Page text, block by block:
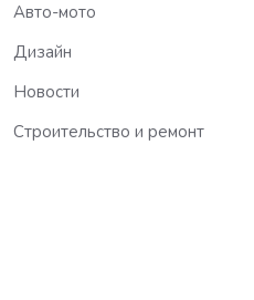
Авто-мото
Дизайн
Новости
Строительство и ремонт